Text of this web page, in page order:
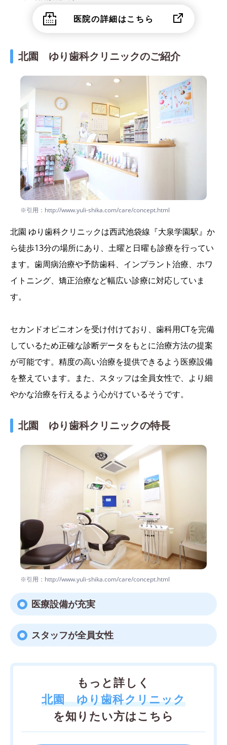
医院の詳細はこちら
北園 ゆり歯科クリニックのご紹介
※引用：http://www.yuli-shika.com/care/concept.html
北園 ゆり歯科クリニックは西武池袋線『大泉学園駅』か
ら徒歩13分の場所にあり、土曜と日曜も診療を行ってい
ます。歯周病治療や予防歯科、インプラント治療、ホワ
イトニング、矯正治療など幅広い診療に対応していま
す。
セカンドオピニオンを受け付けており、歯科用CTを完備
しているため正確な診断データをもとに治療方法の提案
が可能です。精度の高い治療を提供できるよう医療設備
を整えています。また、スタッフは全員女性で、より細
やかな治療を行えるよう心がけているそうです。
北園 ゆり歯科クリニックの特長
※引用：http://www.yuli-shika.com/care/concept.html
医療設備が充実
スタッフが全員女性
もっと詳しく
北園 ゆり歯科クリニック
を知りたい方はこちら